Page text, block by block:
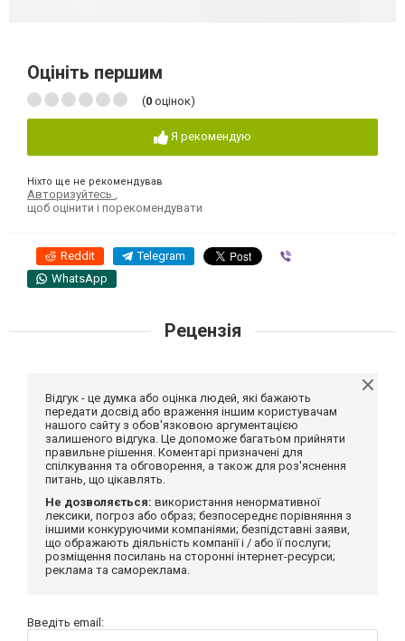
Оцініть першим
(0 оцінок)
Я рекомендую
Ніхто ще не рекомендував
Авторизуйтесь
щоб оцінити і порекомендувати
Reddit Telegram
WhatsApp
Рецензія
Відгук - це думка або оцінка людей, які бажають
передати досвід або враження іншим користувачам
нашого сайту з обов'язковою аргументацією
залишеного відгука. Це допоможе багатьом прийняти
правильне рішення. Коментарі призначені для
спілкування та обговорення, а також для роз'яснення
питань, що цікавлять.
Не дозволяється: використання ненормативної
лексики, погроз або образ; безпосереднє порівняння з
іншими конкуруючими компаніями; безпідставні заяви,
що ображають діяльність компанії і / або її послуги;
розміщення посилань на сторонні інтернет-ресурси;
реклама та самореклама.
Введіть email: